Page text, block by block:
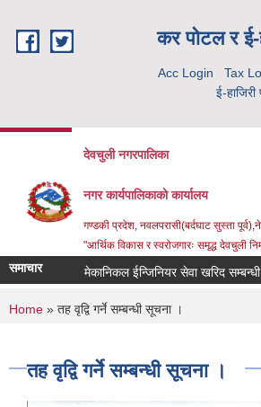
कर पाेटल र ई-
Acc Login Tax
ई-हाजिरी
देवचुली नगरपालिका
नगर कार्यपालिकाको कार्यालय
गण्डकी प्रदेश, नवलपरासी(बर्दघाट सुस्ता
"आर्थिक विकास र स्वरोजगारः समृद्ध देवचुली
समाचार मेकानिकल ईन्जिनियर सेवा खरिद सम्बन्धी
You are here
Home » तह वृद्वि गर्ने सम्बन्धी सूचना ।
तह वृद्वि गर्ने सम्बन्धी सूचना ।